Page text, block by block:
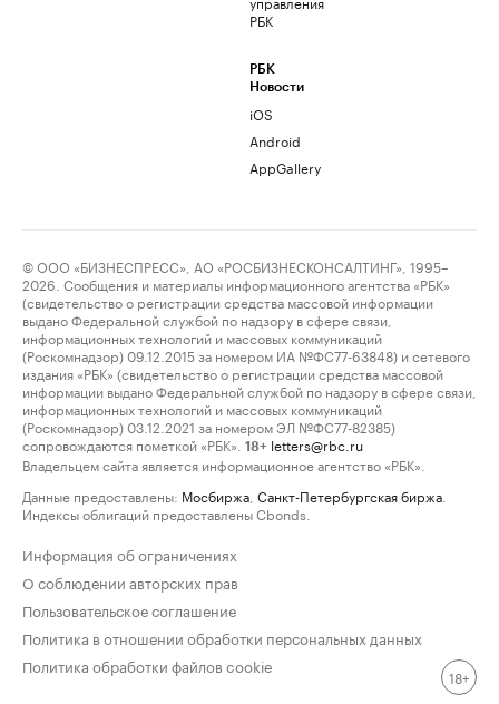
РБК
РБК
Новости
iOS
Android
AppGallery
© ООО «БИЗНЕСПРЕСС», АО «РОСБИЗНЕСКОНСАЛТИНГ», 1995–
2026. Сообщения и материалы информационного агентства «РБК»
(свидетельство о регистрации средства массовой информации
выдано Федеральной службой по надзору в сфере связи,
информационных технологий и массовых коммуникаций
(Роскомнадзор) 09.12.2015 за номером ИА №ФС77-63848) и сетевого
издания «РБК» (свидетельство о регистрации средства массовой
информации выдано Федеральной службой по надзору в сфере связи,
информационных технологий и массовых коммуникаций
(Роскомнадзор) 03.12.2021 за номером ЭЛ №ФС77-82385)
сопровождаются пометкой «РБК».
18+ letters@rbc.ru
Владельцем сайта является информационное агентство «РБК».
Данные предоставлены: Мосбиржа Санкт-Петербургская биржа
Индексы облигаций предоставлены Cbonds.
Информация об ограничениях
О соблюдении авторских прав
Пользовательское соглашение
Политика в отношении обработки персональных данных
Политика обработки файлов cookie
18+